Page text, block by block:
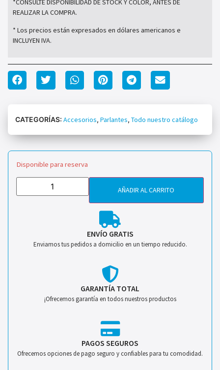
*CONSULTE DISPONIBILIDAD DE STOCK Y COLOR, ANTES DE
REALIZAR LA COMPRA.
* Los precios están expresados en dólares americanos e
INCLUYEN IVA.
CATEGORÍAS: Accesorios, Parlantes, Todo nuestro catálogo
Disponible para reserva
AÑADIR AL CARRITO
ENVÍO GRATIS
Enviamos tus pedidos a domicilio en un tiempo reducido.
GARANTÍA TOTAL
¡Ofrecemos garantía en todos nuestros productos
PAGOS SEGUROS
Ofrecemos opciones de pago seguro y confiables para tu comodidad.